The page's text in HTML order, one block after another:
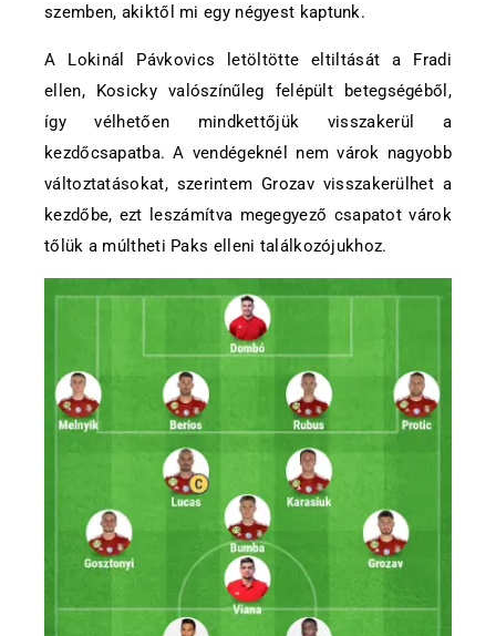
szemben, akiktől mi egy négyest kaptunk.
A Lokinál Pávkovics letöltötte eltiltását a Fradi
ellen, Kosicky valószínűleg felépült betegségéből,
így vélhetően mindkettőjük visszakerül a
kezdőcsapatba. A vendégeknél nem várok nagyobb
változtatásokat, szerintem Grozav visszakerülhet a
kezdőbe, ezt leszámítva megegyező csapatot várok
tőlük a múltheti Paks elleni találkozójukhoz.